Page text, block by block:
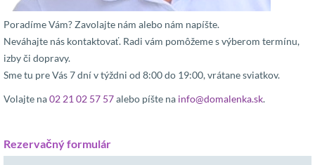
Poradíme Vám? Zavolajte nám alebo nám napíšte.
Neváhajte nás kontaktovať. Radi vám pomôžeme s výberom termínu,
izby či dopravy.
Sme tu pre Vás 7 dní v týždni od 8:00 do 19:00, vrátane sviatkov.
Volajte na02 21 02 57 57alebo píšte na info@domalenka.sk.
Rezervačný formulár